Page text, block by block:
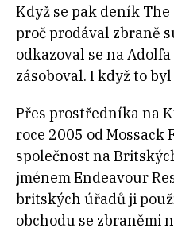
Když se pak deník
proč prodával zbraně
odkazoval se na
zásoboval. I když to
Přes prostředníka na
roce 2005 od Mossack
společnost na
jménem Endeavour
britských úřadů ji
obchodu se zbraněmi